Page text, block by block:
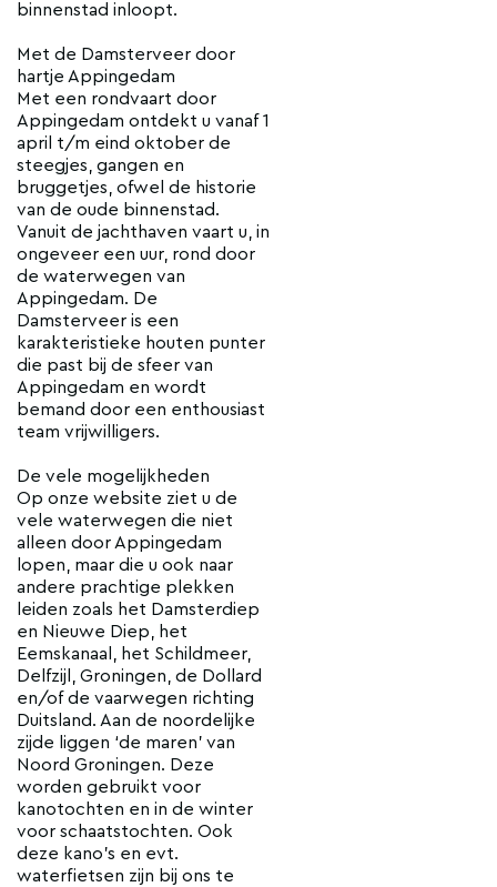
binnenstad inloopt.
Met de Damsterveer door
hartje Appingedam
Met een rondvaart door
Appingedam ontdekt u vanaf 1
april t/m eind oktober de
steegjes, gangen en
bruggetjes, ofwel de historie
van de oude binnenstad.
Vanuit de jachthaven vaart u, in
ongeveer een uur, rond door
de waterwegen van
Appingedam. De
Damsterveer is een
karakteristieke houten punter
die past bij de sfeer van
Appingedam en wordt
bemand door een enthousiast
team vrijwilligers.
De vele mogelijkheden
Op onze website ziet u de
vele waterwegen die niet
alleen door Appingedam
lopen, maar die u ook naar
andere prachtige plekken
leiden zoals het Damsterdiep
en Nieuwe Diep, het
Eemskanaal, het Schildmeer,
Delfzijl, Groningen, de Dollard
en/of de vaarwegen richting
Duitsland. Aan de noordelijke
zijde liggen ‘de maren’ van
Noord Groningen. Deze
worden gebruikt voor
kanotochten en in de winter
voor schaatstochten. Ook
deze kano’s en evt.
waterfietsen zijn bij ons te